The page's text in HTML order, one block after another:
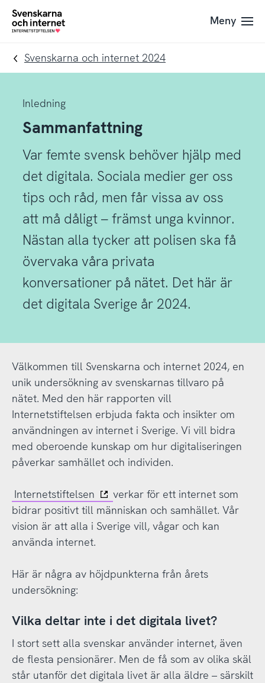
Till
navigation
Till
innehåll
To
Meny
Svenskarna och internet 2024
Inledning
Sammanfattning
Var femte svensk behöver hjälp med
det digitala. Sociala medier ger oss
tips och råd, men får vissa av oss
att må dåligt – främst unga kvinnor.
Nästan alla tycker att polisen ska få
övervaka våra privata
konversationer på nätet. Det här är
det digitala Sverige år 2024.
Välkommen till Svenskarna och internet 2024, en
unik undersökning av svenskarnas tillvaro på
nätet. Med den här rapporten vill
Internetstiftelsen erbjuda fakta och insikter om
användningen av internet i Sverige. Vi vill bidra
med oberoende kunskap om hur digitaliseringen
påverkar samhället och individen.
Internetstiftelsen
verkar för ett internet som
bidrar positivt till människan och samhället. Vår
vision är att alla i Sverige vill, vågar och kan
använda internet.
Här är några av höjdpunkterna från årets
undersökning:
Vilka deltar inte i det digitala livet?
I stort sett alla svenskar använder internet, även
de flesta pensionärer. Men de få som av olika skäl
står utanför det digitala livet är alla äldre – särskilt